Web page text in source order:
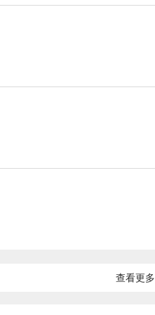
查看更多